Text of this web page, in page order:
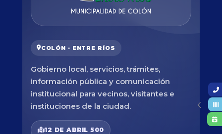
COLÓN · ENTRE RÍOS
Gobierno local, servicios, trámites,
información pública y comunicación
institucional para vecinos, visitantes e
instituciones de la ciudad.
12 DE ABRIL 500